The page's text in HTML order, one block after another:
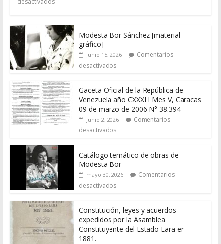
desactivados
Modesta Bor Sánchez [material
gráfico]
junio 15, 2026
Comentarios
desactivados
Gaceta Oficial de la República de
Venezuela año CXXXIII Mes V, Caracas
09 de marzo de 2006 N° 38.394
junio 2, 2026
Comentarios
desactivados
Catálogo temático de obras de
Modesta Bor
mayo 30, 2026
Comentarios
desactivados
Constitución, leyes y acuerdos
expedidos por la Asamblea
Constituyente del Estado Lara en
1881.